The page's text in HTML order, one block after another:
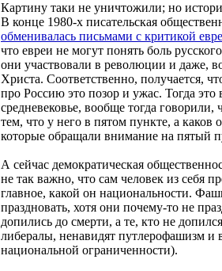
Картину таки не уничтожили; но
В конце 1980-х писательская
обменивалась письмами с критикой
что евреи не могут понять боль
они участвовали в революции и даже,
Христа. Соответственно, получается,
про Россию это позор и ужас. Тогда
средневековье, вообще тогда говорили,
тем, что у него в пятом пункте, а каков
которые обращали внимание на пятый
А сейчас демократическая
не так важно, что сам человек из себя
главное, какой он национальности.
праздновать, хотя они почему-то не
допились до смерти, а те, кто не
либералы, ненавидят путлерофашизм и
национальной ограниченности).